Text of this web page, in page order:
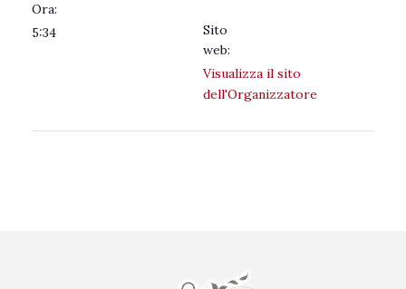
Ora:
5:34
Sito
web:
Visualizza il sito
dell'Organizzatore